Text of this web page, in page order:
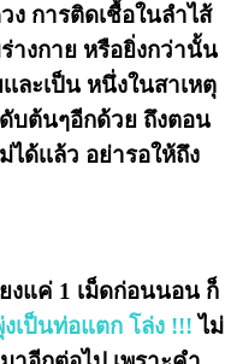
ง การติดเชื้อในลำไส้
างกาย หรือยิ่งกว่านั้น
เละเป็น หนึ่งในสาเหตุ
บต้นๆอีกด้วย ถึงตอน
ด้เเล้ว อย่ารอให้ถึง
งแค่ 1 เม็ดก่อนนอน ก็
เป็นท่อแตก โล่ง !!! ไม่